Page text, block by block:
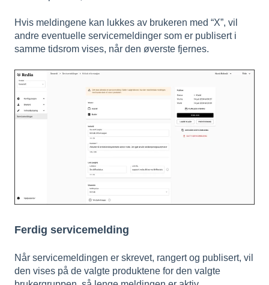
Hvis meldingene kan lukkes av brukeren med “X”, vil
andre eventuelle servicemeldinger som er publisert i
samme tidsrom vises, når den øverste fjernes.
Ferdig servicemelding
Når servicemeldingen er skrevet, rangert og publisert, vil
den vises på de valgte produktene for den valgte